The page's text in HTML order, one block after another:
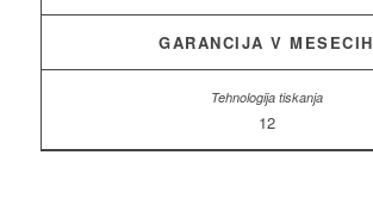
GARANCIJA V MESECIH
12